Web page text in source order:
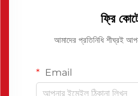
ফ্রি
আমাদের প্রতিনিধি শীঘ্রই
Email